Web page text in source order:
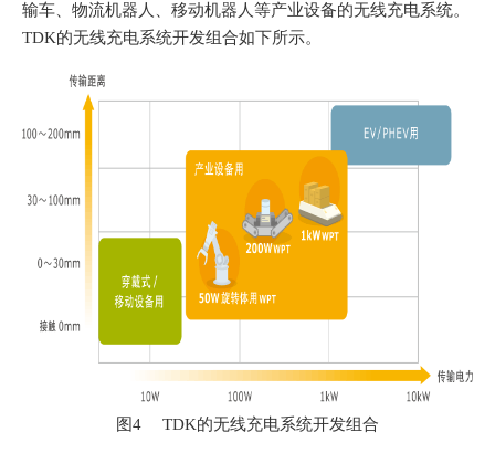
输车、物流机器人、移动机器人等产业设备的无线充电系统。
TDK的无线充电系统开发组合如下所示。
图4 TDK的无线充电系统开发组合